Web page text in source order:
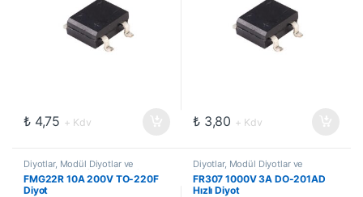
₺4,75 + Kdv ₺3,80 + Kdv
Diyotlar, Modül Diyotlar ve
Doğrultucular, Genel Amaçlı
Diyotlar
FMG22R 10A 200V TO-220F
Diyot
Diyotlar, Modül Diyotlar ve
Doğrultucular, Hızlı Diyotlar
FR307 1000V 3A DO-201AD
Hızlı Diyot